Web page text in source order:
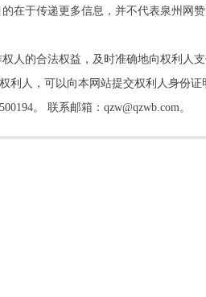
在于传递更多信息，并不代表泉州网
人的合法权益，及时准确地向权利人
利人，可以向本网站提交权利人身份
。 联系邮箱：qzw@qzwb.com。